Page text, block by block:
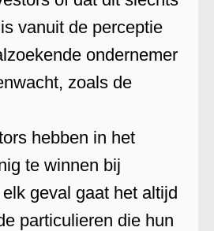
vanuit de perceptie
ondernemer
zoals de
hebben in het
te winnen bij
geval gaat het altijd
particulieren die hun